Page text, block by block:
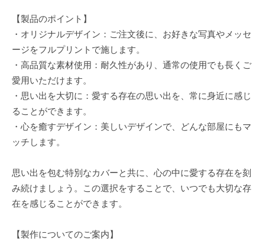
【製品のポイント】
・オリジナルデザイン：ご注文後に、お好きな写真やメッセ
ージをフルプリントで施します。
・高品質な素材使用：耐久性があり、通常の使用でも長くご
愛用いただけます。
・思い出を大切に：愛する存在の思い出を、常に身近に感じ
ることができます。
・心を癒すデザイン：美しいデザインで、どんな部屋にもマ
ッチします。
思い出を包む特別なカバーと共に、心の中に愛する存在を刻
み続けましょう。この選択をすることで、いつでも大切な存
在を感じることができます。
【製作についてのご案内】